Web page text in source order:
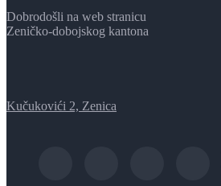
Dobrodošli na web stranicu
Zeničko-dobojskog kantona
Kučukovići 2, Zenica